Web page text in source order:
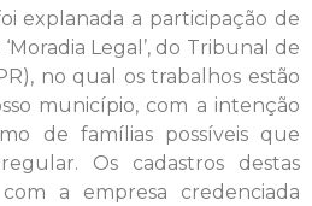
explanada a participação de
Legal’, do Tribunal de
no qual os trabalhos estão
município, com a intenção
de famílias possíveis que
Os cadastros destas
a empresa credenciada